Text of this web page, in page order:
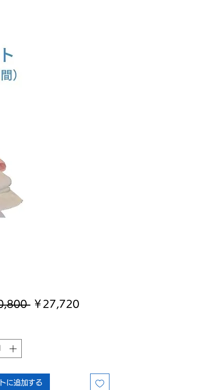
通￥27,720セ
に追加する